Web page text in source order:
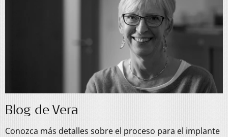
Blog de Vera
Conozca más detalles sobre el proceso para el implante